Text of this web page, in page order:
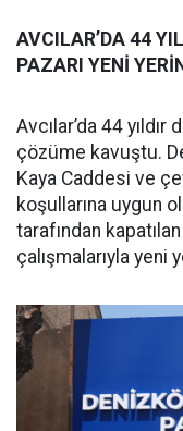
AVCILAR’DA 44
PAZARI YENİ
Avcılar’da 44
çözüme kavuştu.
Kaya Caddesi ve
koşullarına uygun
tarafından
çalışmalarıyla yeni